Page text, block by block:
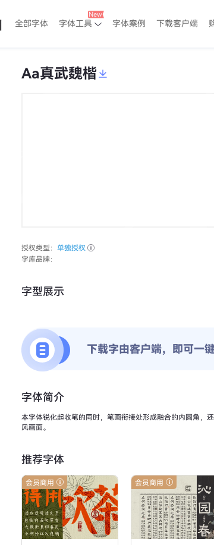
全部字体 字体工具 字体案例 下载客户端
Aa真武魏楷
授权类型： 单独授权
字库品牌：
字型展示
下载字由客户端，即可一
字体简介
本字体锐化起收笔的同时，笔画衔接处形成融合的内圆角，
风画面。
推荐字体
会员商用 会员商用